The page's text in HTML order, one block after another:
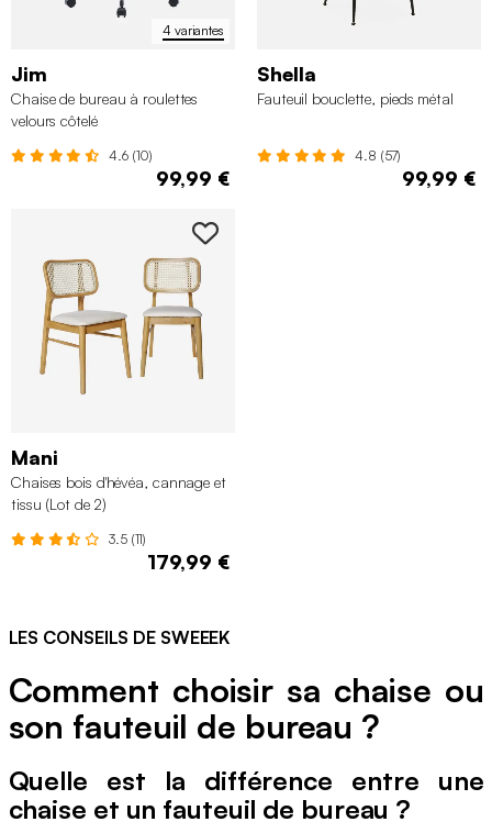
4 variantes
Jim
Chaise de bureau à roulettes
velours côtelé
4.6 (10)
99,99 €
Shella
Fauteuil bouclette, pieds métal
4.8 (57)
99,99 €
Mani
Chaises bois d'hévéa, cannage et
tissu (Lot de 2)
3.5 (11)
179,99 €
LES CONSEILS DE SWEEEK
Comment choisir sa chaise ou
son fauteuil de bureau ?
Quelle est la différence entre une
chaise et un fauteuil de bureau ?